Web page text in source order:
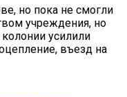
но пока не смогли
учреждения, но
усилили
въезд на